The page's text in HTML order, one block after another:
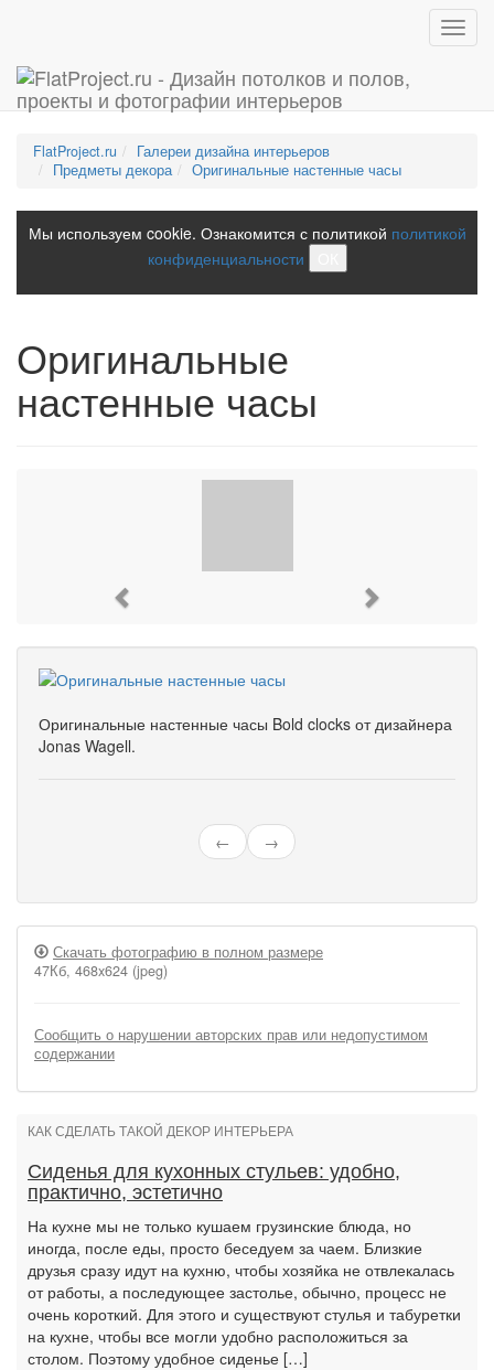
FlatProject.ru
Галереи дизайна интерьеров
Предметы декора
Оригинальные настенные часы
Мы используем cookie. Ознакомится с политикой политикой
конфиденциальности
Оригинальные
настенные часы
Оригинальные настенные часы Bold clocks от дизайнера
Jonas Wagell.
← →
Скачать фотографию в полном размере
47Кб, 468x624 (jpeg)
Сообщить о нарушении авторских прав или недопустимом
содержании
КАК СДЕЛАТЬ ТАКОЙ ДЕКОР ИНТЕРЬЕРА
Сиденья для кухонных стульев: удобно,
практично, эстетично
На кухне мы не только кушаем грузинские блюда, но
иногда, после еды, просто беседуем за чаем. Близкие
друзья сразу идут на кухню, чтобы хозяйка не отвлекалась
от работы, а последующее застолье, обычно, процесс не
очень короткий. Для этого и существуют стулья и табуретки
на кухне, чтобы все могли удобно расположиться за
столом. Поэтому удобное сиденье […]